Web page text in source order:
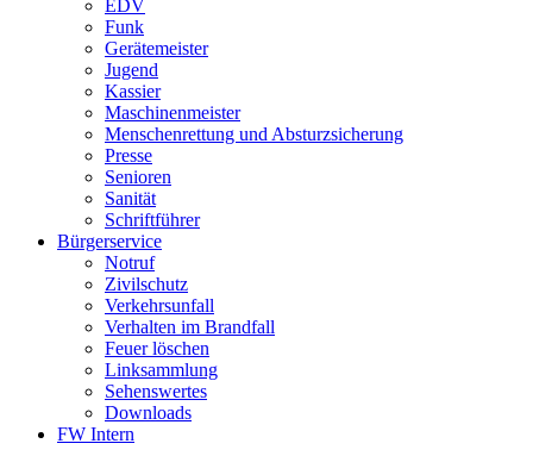
EDV
Funk
Gerätemeister
Jugend
Kassier
Maschinenmeister
Menschenrettung und Absturzsicherung
Presse
Senioren
Sanität
Schriftführer
Bürgerservice
Notruf
Zivilschutz
Verkehrsunfall
Verhalten im Brandfall
Feuer löschen
Linksammlung
Sehenswertes
Downloads
FW Intern